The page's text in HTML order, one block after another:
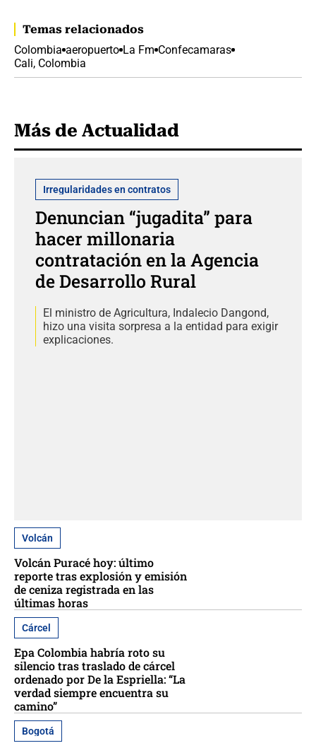
Temas relacionados
Colombia aeropuerto La Fm Confecamaras
Cali, Colombia
Más de Actualidad
Irregularidades en contratos
Denuncian “jugadita” para
hacer millonaria
contratación en la Agencia
de Desarrollo Rural
El ministro de Agricultura, Indalecio Dangond,
hizo una visita sorpresa a la entidad para exigir
explicaciones.
Volcán
Volcán Puracé hoy: último
reporte tras explosión y emisión
de ceniza registrada en las
últimas horas
Cárcel
Epa Colombia habría roto su
silencio tras traslado de cárcel
ordenado por De la Espriella: “La
verdad siempre encuentra su
camino”
Bogotá